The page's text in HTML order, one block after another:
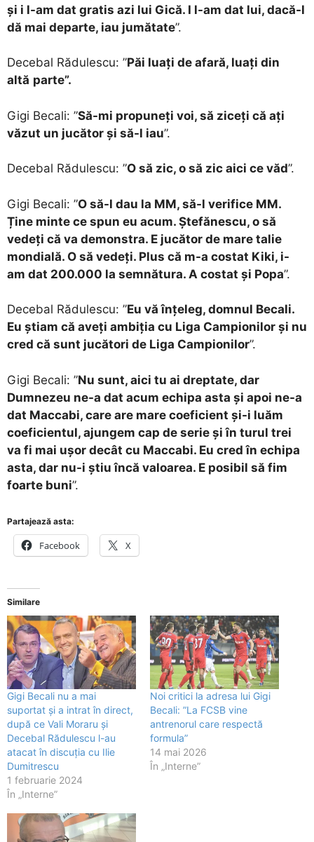
și i l-am dat gratis azi lui Gică. I l-am dat lui, dacă-l
dă mai departe, iau jumătate”.
Decebal Rădulescu: ”Păi luați de afară, luați din
altă parte”.
Gigi Becali: ”Să-mi propuneți voi, să ziceți că ați
văzut un jucător și să-l iau”.
Decebal Rădulescu: ”O să zic, o să zic aici ce văd”.
Gigi Becali: ”O să-l dau la MM, să-l verifice MM.
Ține minte ce spun eu acum. Ștefănescu, o să
vedeți că va demonstra. E jucător de mare talie
mondială. O să vedeți. Plus că m-a costat Kiki, i-
am dat 200.000 la semnătura. A costat și Popa”.
Decebal Rădulescu: ”Eu vă înțeleg, domnul Becali.
Eu știam că aveți ambiția cu Liga Campionilor și nu
cred că sunt jucători de Liga Campionilor”.
Gigi Becali: ”Nu sunt, aici tu ai dreptate, dar
Dumnezeu ne-a dat acum echipa asta și apoi ne-a
dat Maccabi, care are mare coeficient și-i luăm
coeficientul, ajungem cap de serie și în turul trei
va fi mai ușor decât cu Maccabi. Eu cred în echipa
asta, dar nu-i știu încă valoarea. E posibil să fim
foarte buni”.
Partajează asta:
Facebook X
Similare
Gigi Becali nu a mai
suportat și a intrat în direct,
după ce Vali Moraru și
Decebal Rădulescu l-au
atacat în discuția cu Ilie
Dumitrescu
1 februarie 2024
În „Interne”
Noi critici la adresa lui Gigi
Becali: ”La FCSB vine
antrenorul care respectă
formula”
14 mai 2026
În „Interne”